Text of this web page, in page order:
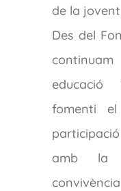
de la
Des del
educació
fomenti
amb la